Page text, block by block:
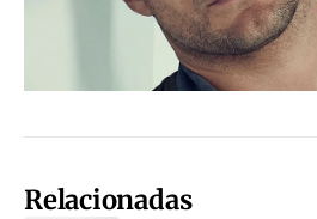
Relacionadas